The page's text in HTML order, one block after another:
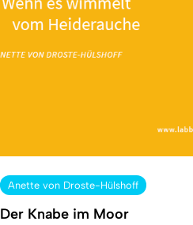
Anette von Droste-Hülshoff
Der Knabe im Moor